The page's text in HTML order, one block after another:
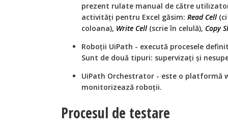
prezent rulate manual de către
activități pentru Excel găsim: Read Cell
coloana), Write Cell (scrie în celulă), Copy
Roboții UiPath - execută procesele
Sunt de două tipuri: supervizați și
UiPath Orchestrator - este o platformă
monitorizează roboții.
Procesul de testare